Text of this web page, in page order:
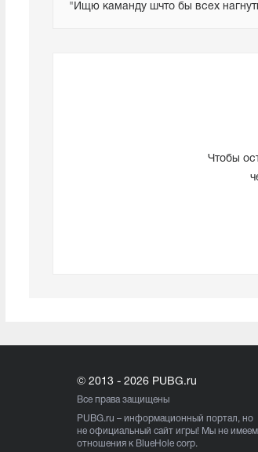
"Ищю каманду шчто бы всех
Чтобы
© 2013 - 2026 PUBG.ru
Все права защищены
PUBG.ru – информационный портал, но
не официальный сайт игры! Мы не имеем
отношения к BlueHole corp.